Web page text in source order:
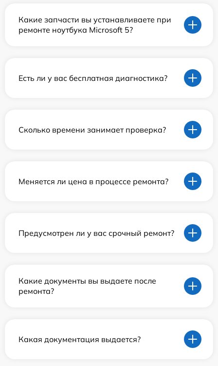
Какие запчасти вы устанавливаете при
ремонте ноутбука Microsoft 5?
Есть ли у вас бесплатная диагностика?
Сколько времени занимает проверка?
Меняется ли цена в процессе ремонта?
Предусмотрен ли у вас срочный ремонт?
Какие документы вы выдаете после
ремонта?
Какая документация выдается?